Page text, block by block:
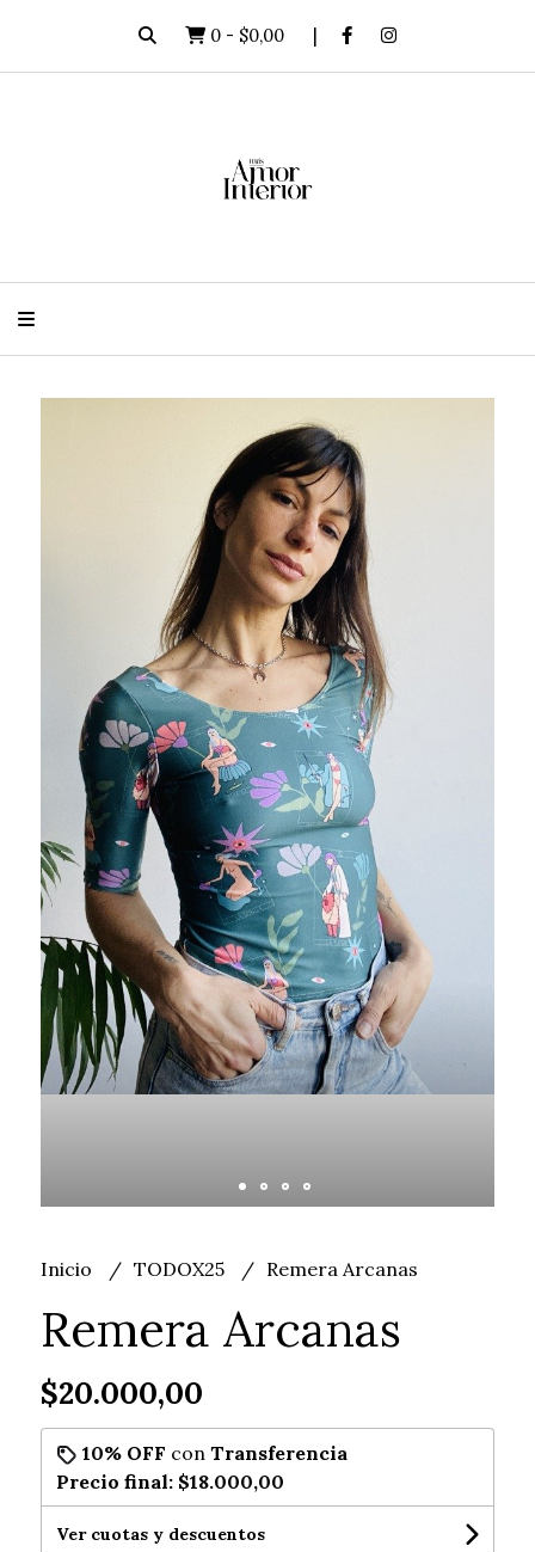
0 - $0,00
Inicio TODOX25 Remera Arcanas
Remera Arcanas
$20.000,00
10% OFF con Transferencia
Precio final: $18.000,00
Ver cuotas y descuentos